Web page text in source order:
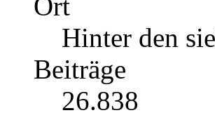
Ort
Hinter den
Beiträge
26.838